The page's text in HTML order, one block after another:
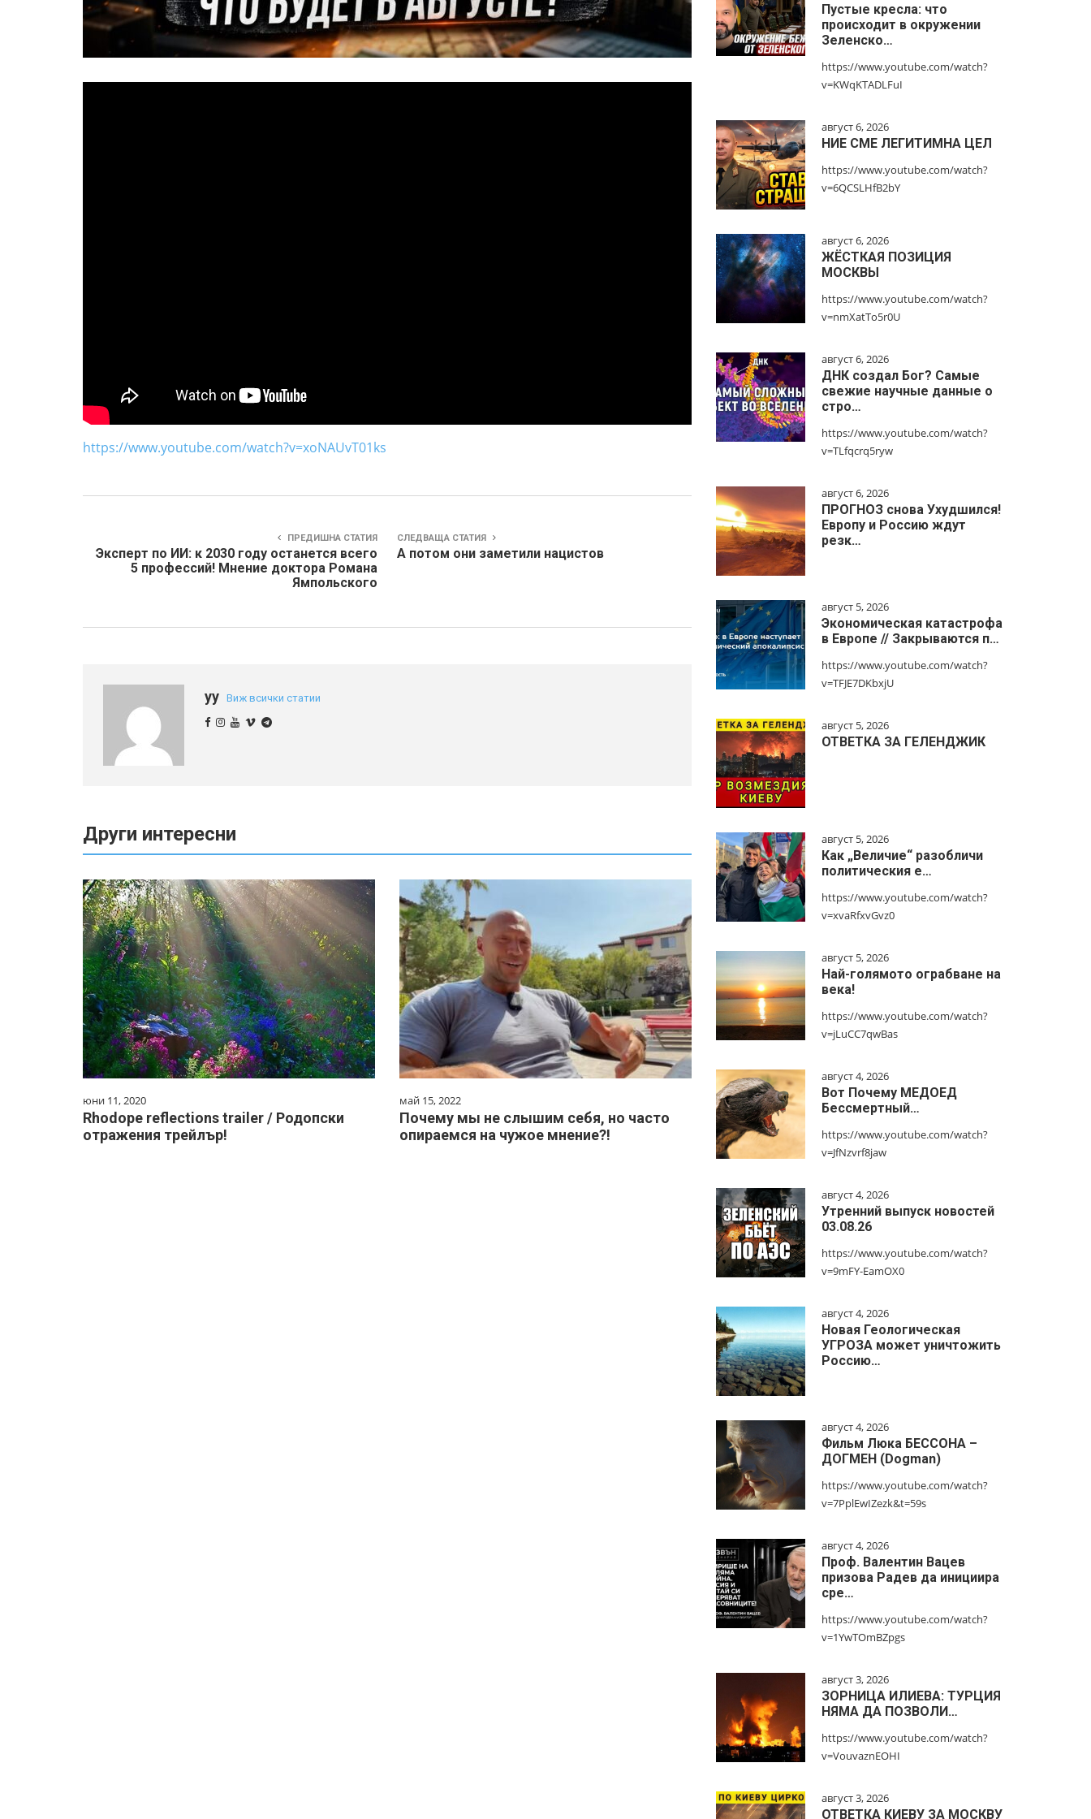
https://www.youtube.com/watch?v=xoNAUvT01ks
ПРЕДИШНА СТАТИЯ
Эксперт по ИИ: к 2030 году останется всего
5 профессий! Мнение доктора Романа
Ямпольского
СЛЕДВАЩА СТАТИЯ
А потом они заметили нацистов
yy Виж всички статии
Други интересни
юни 11, 2020
Rhodope reflections trailer / Родопски
отражения трейлър!
май 15, 2022
Почему мы не слышим себя, но часто
опираемся на чужое мнение?!
Пустые кресла: что
происходит в окружении
Зеленско…
https://www.youtube.com/watch?
v=KWqKTADLFuI
август 6, 2026
НИЕ СМЕ ЛЕГИТИМНА ЦЕЛ
https://www.youtube.com/watch?
v=6QCSLHfB2bY
август 6, 2026
ЖЁСТКАЯ ПОЗИЦИЯ
МОСКВЫ
https://www.youtube.com/watch?
v=nmXatTo5r0U
август 6, 2026
ДНК создал Бог? Самые
свежие научные данные о
стро…
https://www.youtube.com/watch?
v=TLfqcrq5ryw
август 6, 2026
ПРОГНОЗ снова Ухудшился!
Европу и Россию ждут
резк…
август 5, 2026
Экономическая катастрофа
в Европе // Закрываются п…
https://www.youtube.com/watch?
v=TFJE7DKbxjU
август 5, 2026
ОТВЕТКА ЗА ГЕЛЕНДЖИК
август 5, 2026
Как „Величие“ разобличи
политическия е…
https://www.youtube.com/watch?
v=xvaRfxvGvz0
август 5, 2026
Най-голямото ограбване на
века!
https://www.youtube.com/watch?
v=jLuCC7qwBas
август 4, 2026
Вот Почему МЕДОЕД
Бессмертный…
https://www.youtube.com/watch?
v=JfNzvrf8jaw
август 4, 2026
Утренний выпуск новостей
03.08.26
https://www.youtube.com/watch?
v=9mFY-EamOX0
август 4, 2026
Новая Геологическая
УГРОЗА может уничтожить
Россию…
август 4, 2026
Фильм Люка БЕССОНА –
ДОГМЕН (Dogman)
https://www.youtube.com/watch?
v=7PplEwIZezk&t=59s
август 4, 2026
Проф. Валентин Вацев
призова Радев да инициира
сре…
https://www.youtube.com/watch?
v=1YwTOmBZpgs
август 3, 2026
ЗОРНИЦА ИЛИЕВА: ТУРЦИЯ
НЯМА ДА ПОЗВОЛИ…
https://www.youtube.com/watch?
v=VouvaznEOHI
август 3, 2026
ОТВЕТКА КИЕВУ ЗА МОСКВУ